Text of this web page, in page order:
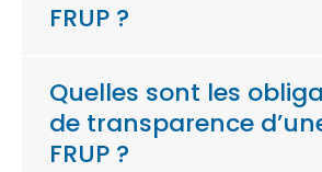
FRUP ?
Quelles sont les
de transparence
FRUP ?